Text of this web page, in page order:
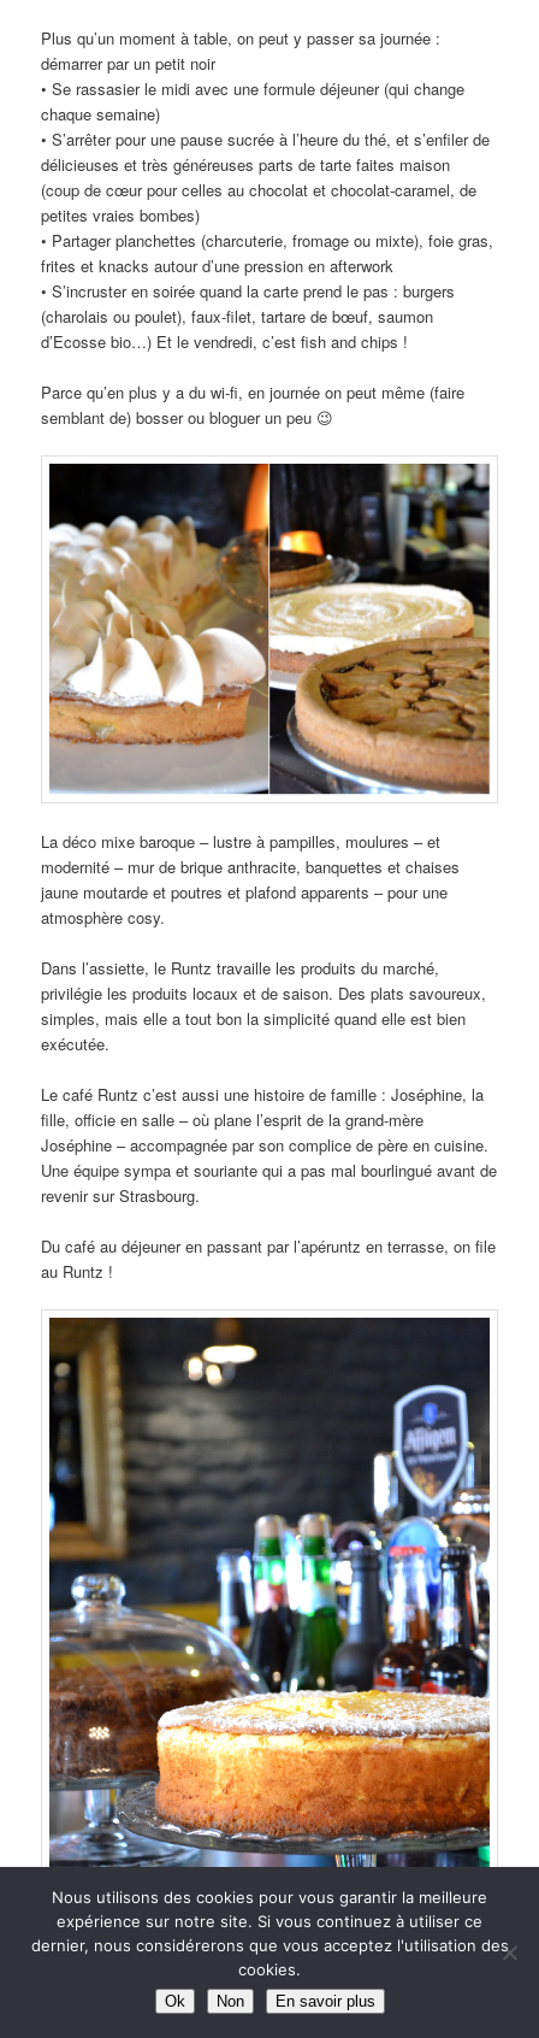
Plus qu’un moment à table, on peut y passer sa journée :
démarrer par un petit noir
• Se rassasier le midi avec une formule déjeuner (qui change
chaque semaine)
• S’arrêter pour une pause sucrée à l’heure du thé, et s’enfiler de
délicieuses et très généreuses parts de tarte faites maison
(coup de cœur pour celles au chocolat et chocolat-caramel, de
petites vraies bombes)
• Partager planchettes (charcuterie, fromage ou mixte), foie gras,
frites et knacks autour d’une pression en afterwork
• S’incruster en soirée quand la carte prend le pas : burgers
(charolais ou poulet), faux-filet, tartare de bœuf, saumon
d’Ecosse bio…) Et le vendredi, c’est fish and chips !
Parce qu’en plus y a du wi-fi, en journée on peut même (faire
semblant de) bosser ou bloguer un peu 😉
La déco mixe baroque – lustre à pampilles, moulures – et
modernité – mur de brique anthracite, banquettes et chaises
jaune moutarde et poutres et plafond apparents – pour une
atmosphère cosy.
Dans l’assiette, le Runtz travaille les produits du marché,
privilégie les produits locaux et de saison. Des plats savoureux,
simples, mais elle a tout bon la simplicité quand elle est bien
exécutée.
Le café Runtz c’est aussi une histoire de famille : Joséphine, la
fille, officie en salle – où plane l’esprit de la grand-mère
Joséphine – accompagnée par son complice de père en cuisine.
Une équipe sympa et souriante qui a pas mal bourlingué avant de
revenir sur Strasbourg.
Du café au déjeuner en passant par l’apéruntz en terrasse, on file
au Runtz !
Nous utilisons des cookies pour vous garantir la meilleure
expérience sur notre site. Si vous continuez à utiliser ce
dernier, nous considérerons que vous acceptez l'utilisation des
cookies.
Ok Non En savoir plus